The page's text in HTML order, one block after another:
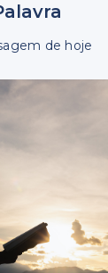
de hoje